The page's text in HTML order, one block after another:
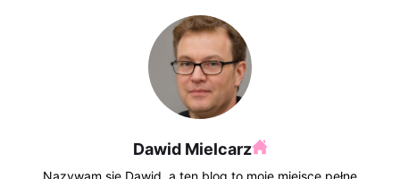
Dawid Mielcarz
Nazywam się Dawid, a ten blog to moje miejsce pełne